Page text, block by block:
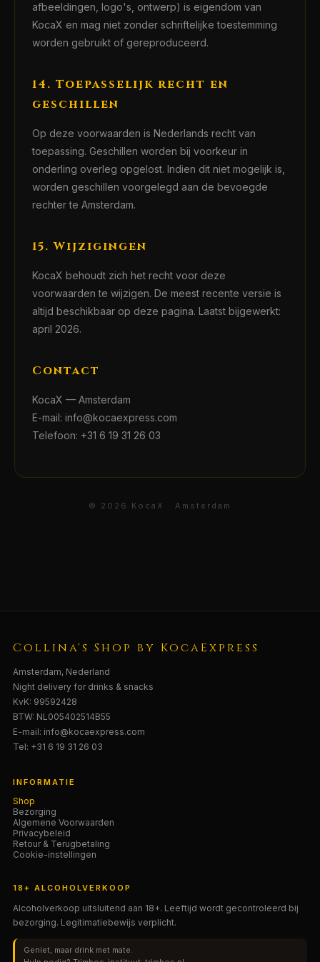
afbeeldingen, logo's, ontwerp) is eigendom van
KocaX en mag niet zonder schriftelijke toestemming
worden gebruikt of gereproduceerd.
14. Toepasselijk recht en
geschillen
Op deze voorwaarden is Nederlands recht van
toepassing. Geschillen worden bij voorkeur in
onderling overleg opgelost. Indien dit niet mogelijk is,
worden geschillen voorgelegd aan de bevoegde
rechter te Amsterdam.
15. Wijzigingen
KocaX behoudt zich het recht voor deze
voorwaarden te wijzigen. De meest recente versie is
altijd beschikbaar op deze pagina. Laatst bijgewerkt:
april 2026.
Contact
KocaX — Amsterdam
E-mail: info@kocaexpress.com
Telefoon: +31 6 19 31 26 03
© 2026 KocaX · Amsterdam
Collina's Shop by KocaExpress
Amsterdam, Nederland
Night delivery for drinks & snacks
KvK: 99592428
BTW: NL005402514B55
E-mail: info@kocaexpress.com
Tel: +31 6 19 31 26 03
INFORMATIE
Shop
Bezorging
Algemene Voorwaarden
Privacybeleid
Retour & Terugbetaling
Cookie-instellingen
18+ ALCOHOLVERKOOP
Alcoholverkoop uitsluitend aan 18+. Leeftijd wordt gecontroleerd bij
bezorging. Legitimatiebewijs verplicht.
Geniet, maar drink met mate.